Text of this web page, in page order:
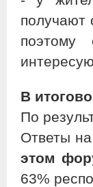
получают
В
По
Ответы
этом
63%